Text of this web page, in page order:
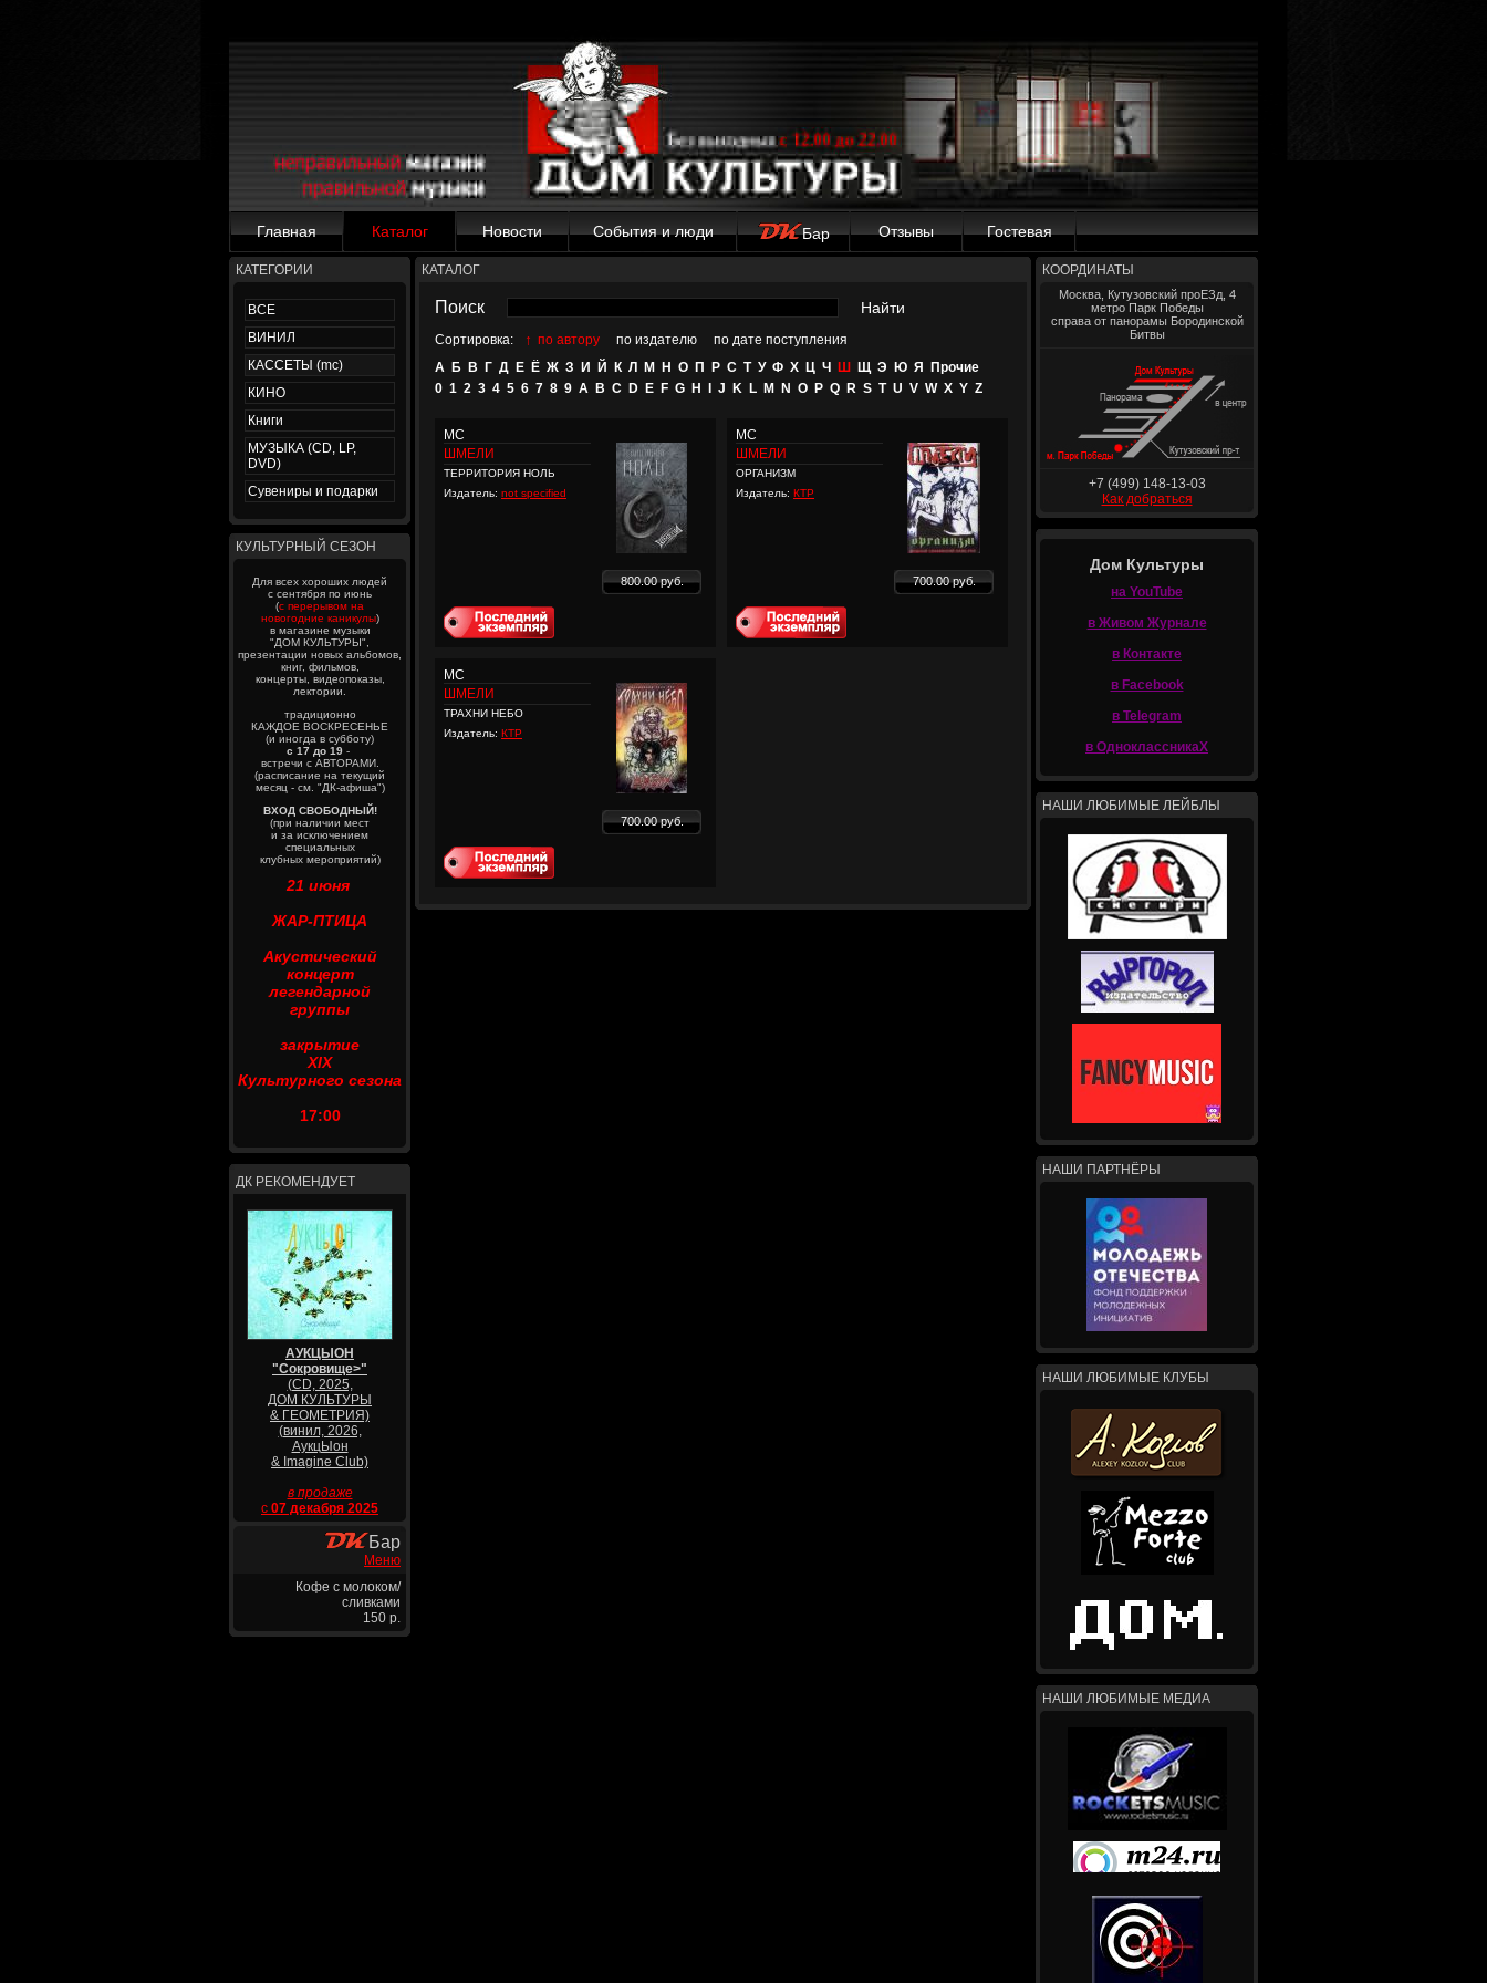
Главная Каталог Новости События и люди Бар Отзывы Гостевая
КАТЕГОРИИ
ВСЕ
ВИНИЛ
КАССЕТЫ (mc)
КИНО
Книги
МУЗЫКА (CD, LP,
DVD)
Сувениры и подарки
КУЛЬТУРНЫЙ СЕЗОН
Для всех хороших людей
с сентября по июнь
(с перерывом на
новогодние каникулы)
в магазине музыки
"ДОМ КУЛЬТУРЫ",
презентации новых альбомов,
книг, фильмов,
концерты, видеопоказы,
лектории.
традиционно
КАЖДОЕ ВОСКРЕСЕНЬЕ
(и иногда в субботу)
с 17 до 19 -
встречи с АВТОРАМИ.
(расписание на текущий
месяц - см. "ДК-афиша")
ВХОД СВОБОДНЫЙ!
(при наличии мест
и за исключением
специальных
клубных мероприятий)
21 июня
ЖАР-ПТИЦА
Акустический
концерт
легендарной
группы
закрытие
XIX
Культурного сезона
17:00
ДК РЕКОМЕНДУЕТ
АУКЦЫОН
"Сокровище>"
(CD, 2025,
ДОМ КУЛЬТУРЫ
& ГЕОМЕТРИЯ)
(винил, 2026,
АукцЫон
& Imagine Club)
в продаже
с 07 декабря 2025
Бар
Меню
Кофе с молоком/
сливками
150 р.
КАТАЛОГ
Поиск Найти
Сортировка: ↑ по автору по издателю
по дате поступления
А Б В Г Д Е Ё Ж З И Й К Л М Н О П Р С Т У Ф Х Ц Ч Ш Щ Э Ю Я
Прочие
0 1 2 3 4 5 6 7 8 9 A B C D E F G H J K L M N O P Q R S T U V W X Y Z
MC
ШМЕЛИ
ТЕРРИТОРИЯ НОЛЬ
Издатель: not specified
800.00 руб.
MC
ШМЕЛИ
ОРГАНИЗМ
Издатель: КТР
700.00 руб.
MC
ШМЕЛИ
ТРАХНИ НЕБО
Издатель: КТР
700.00 руб.
КООРДИНАТЫ
Москва, Кутузовский проЕЗд, 4
метро Парк Победы
справа от панорамы Бородинской
Битвы
+7 (499) 148-13-03
Как добраться
Дом Культуры
на YouTube
в Живом Журнале
в Контакте
в Facebook
в Telegram
в ОдноклассникаХ
НАШИ ЛЮБИМЫЕ ЛЕЙБЛЫ
НАШИ ПАРТНЁРЫ
НАШИ ЛЮБИМЫЕ КЛУБЫ
НАШИ ЛЮБИМЫЕ МЕДИА